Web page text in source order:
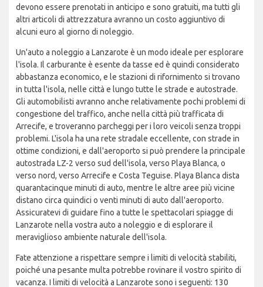
devono essere prenotati in anticipo e sono gratuiti, ma tutti gli
altri articoli di attrezzatura avranno un costo aggiuntivo di
alcuni euro al giorno di noleggio.
Un'auto a noleggio a Lanzarote è un modo ideale per esplorare
l'isola. Il carburante è esente da tasse ed è quindi considerato
abbastanza economico, e le stazioni di rifornimento si trovano
in tutta l'isola, nelle città e lungo tutte le strade e autostrade.
Gli automobilisti avranno anche relativamente pochi problemi di
congestione del traffico, anche nella città più trafficata di
Arrecife, e troveranno parcheggi per i loro veicoli senza troppi
problemi. L'isola ha una rete stradale eccellente, con strade in
ottime condizioni, e dall'aeroporto si può prendere la principale
autostrada LZ-2 verso sud dell'isola, verso Playa Blanca, o
verso nord, verso Arrecife e Costa Teguise. Playa Blanca dista
quarantacinque minuti di auto, mentre le altre aree più vicine
distano circa quindici o venti minuti di auto dall'aeroporto.
Assicuratevi di guidare fino a tutte le spettacolari spiagge di
Lanzarote nella vostra auto a noleggio e di esplorare il
meraviglioso ambiente naturale dell'isola.
Fate attenzione a rispettare sempre i limiti di velocità stabiliti,
poiché una pesante multa potrebbe rovinare il vostro spirito di
vacanza. I limiti di velocità a Lanzarote sono i seguenti: 130